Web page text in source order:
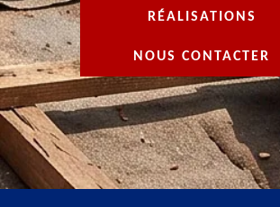
RÉALISATIONS
NOUS CONTACTER